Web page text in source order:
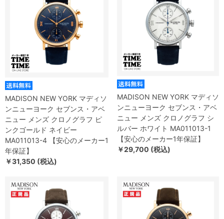
MADISON NEW YORK マディソ
ンニューヨーク セブンス・アベ
ニュー メンズ クロノグラフ ピ
ンクゴールド ネイビー
MA011013-4 【安心のメーカー1
年保証】
￥31,350 (税込)
MADISON NEW YORK マディソ
ンニューヨーク セブンス・アベ
ニュー メンズ クロノグラフ シ
ルバー ホワイト MA011013-1
【安心のメーカー1年保証】
￥29,700 (税込)